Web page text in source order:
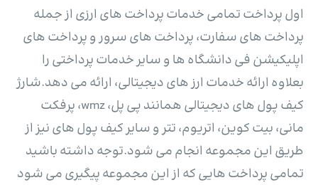
اول پرداخت تمامی خدمات پرداخت های ارزی از جمله
پرداخت های سفارت، پرداخت های سرور و پرداخت های
اپلیکیشن فی دانشگاه ها و سایر خدمات پرداختی را
بعلاوه ارائه خدمات ارز های دیجیتالی، ارائه می دهد.شارژ
کیف پول های دیجیتالی همانند پی پل، wmz، پرفکت
مانی، بیت کوین، اتریوم، تتر و سایر کیف پول های نیز از
طریق این مجموعه انجام می شود.توجه داشته باشید
تمامی پرداخت هایی که از این مجموعه پیگیری می شود